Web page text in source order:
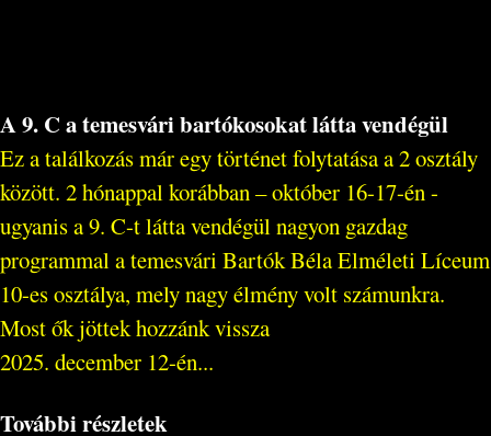
A 9. C a temesvári bartókosokat látta vendégül
Ez a találkozás már egy történet folytatása a 2 osztály
között. 2 hónappal korábban – október 16-17-én -
ugyanis a 9. C-t látta vendégül nagyon gazdag
programmal a temesvári Bartók Béla Elméleti Líceum
10-es osztálya, mely nagy élmény volt számunkra.
Most ők jöttek hozzánk vissza
2025. december 12-én...
További részletek